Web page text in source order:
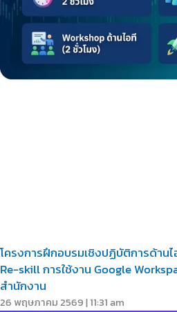
โครงการฝึกอบรมเชิงปฏิบัติการด้า
Re-skill การใช้งาน Google
สำนักงาน
26 พฤษภาคม 2569 11:31 am